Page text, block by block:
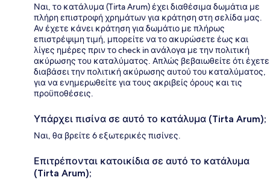
Ναι, το κατάλυμα (Tirta Arum) έχει διαθέσιμα δωμάτια με
πλήρη επιστροφή χρημάτων για κράτηση στη σελίδα μας.
Αν έχετε κάνει κράτηση για δωμάτιο με πλήρως
επιστρέψιμη τιμή, μπορείτε να το ακυρώσετε έως και
λίγες ημέρες πριν το check in ανάλογα με την πολιτική
ακύρωσης του καταλύματος. Απλώς βεβαιωθείτε ότι έχετε
διαβάσει την πολιτική ακύρωσης αυτού του καταλύματος,
για να ενημερωθείτε για τους ακριβείς όρους και τις
προϋποθέσεις.
Υπάρχει πισίνα σε αυτό το κατάλυμα (Tirta Arum);
Ναι, θα βρείτε 6 εξωτερικές πισίνες.
Επιτρέπονται κατοικίδια σε αυτό το κατάλυμα
(Tirta Arum);